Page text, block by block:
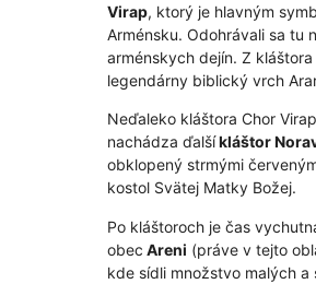
Virap, ktorý je hlavným
Arménsku. Odohrávali sa tu
arménskych dejín. Z
legendárny biblický vrch
Neďaleko kláštora Chor
nachádza ďalšíkláštor
obklopený strmými
kostol Svätej Matky Božej.
Po kláštoroch je čas
obec Areni (práve v tejto
kde sídli množstvo malých